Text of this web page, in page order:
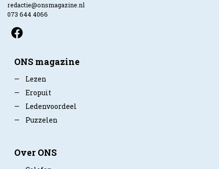
redactie@onsmagazine.nl
073 644 4066
ONS magazine
—
Lezen
—
Eropuit
—
Ledenvoordeel
—
Puzzelen
Over ONS